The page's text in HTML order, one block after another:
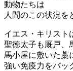
動物たちは
人間のこの状況を
イエス・キリスト
聖徳太子も厩戸、
馬小屋に敷いた藁
強い免疫力をバッ